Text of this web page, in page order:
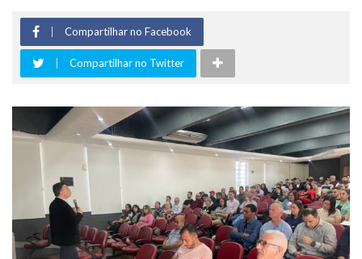
Compartilhar no Facebook
Compartilhar no Twitter